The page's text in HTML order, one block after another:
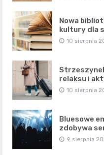
Nowa
kultury dla
10 sierpnia
relaksu i
10 sierpnia
Bluesowe
zdobywa
9 sierpnia